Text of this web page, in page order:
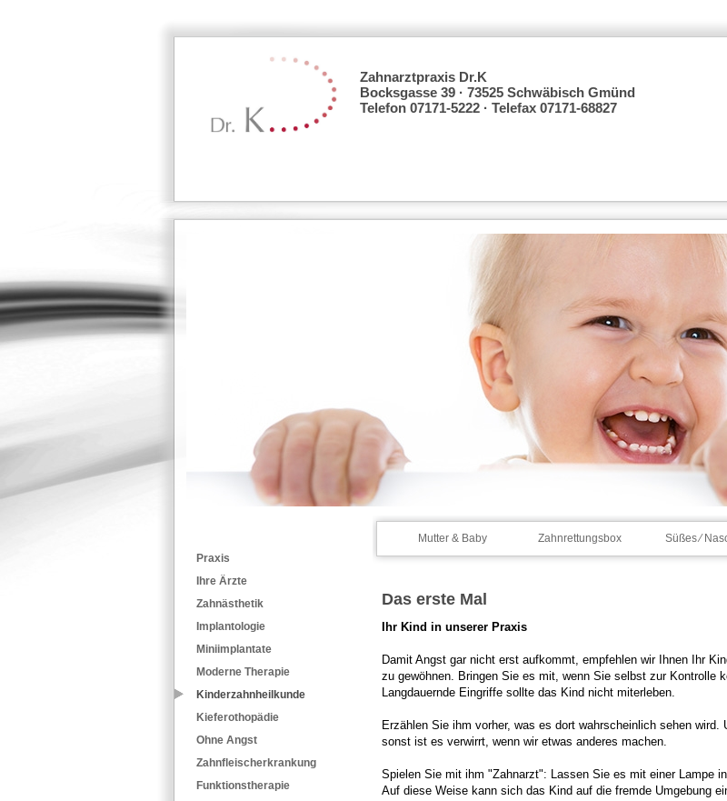
Zahnarztpraxis Dr.K
Bocksgasse 39 · 73525 Schwäbisch Gmünd
Telefon 07171-5222 · Telefax 07171-68827
Praxis
Ihre Ärzte
Zahnästhetik
Implantologie
Miniimplantate
Moderne Therapie
Kinderzahnheilkunde
Kieferothopädie
Ohne Angst
Zahnfleischerkrankung
Funktionstherapie
Mutter & Baby Zahnrettungsbox Süßes ⁄
Das erste Mal
Ihr Kind in unserer Praxis
Damit Angst gar nicht erst aufkommt, empfehlen wir Ihnen Ihr
zu gewöhnen. Bringen Sie es mit, wenn Sie selbst zur Kontrolle
Langdauernde Eingriffe sollte das Kind nicht miterleben.
Erzählen Sie ihm vorher, was es dort wahrscheinlich sehen
sonst ist es verwirrt, wenn wir etwas anderes machen.
Spielen Sie mit ihm "Zahnarzt": Lassen Sie es mit einer Lampe
Auf diese Weise kann sich das Kind auf die fremde Umgebung